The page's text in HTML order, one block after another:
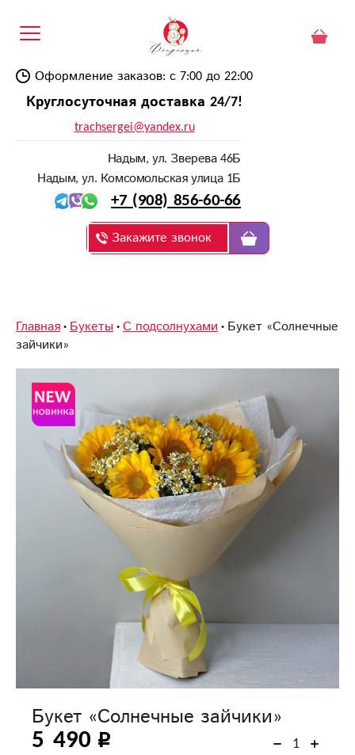
Оформление заказов: с 7:00 до 22:00
Круглосуточная доставка 24/7!
trachsergei@yandex.ru
Надым, ул. Зверева 46Б
Надым, ул. Комсомольская улица 1Б
+7 (908) 856-60-66
Закажите звонок
Главная Букеты С подсолнухами Букет «Солнечные
зайчики»
Букет «Солнечные зайчики»
5 490